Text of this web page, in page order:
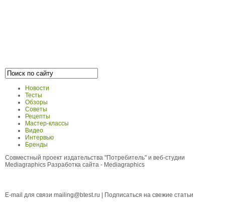
Новости
Тесты
Обзоры
Советы
Рецепты
Мастер-классы
Видео
Интервью
Бренды
Совместный проект издательства "Потребитель" и веб-студии
Mediagraphics Разработка сайта - Mediagraphics
E-mail для связи mailing@btest.ru
Подписаться на свежие статьи